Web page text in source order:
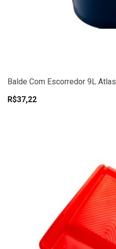
Balde Com Escorredor 9L Atlas
R$37,22